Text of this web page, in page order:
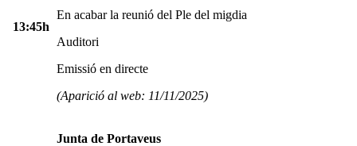
13:45h
En acabar la reunió del Ple del migdia
Auditori
Emissió en directe
(Aparició al web: 11/11/2025)
Junta de Portaveus